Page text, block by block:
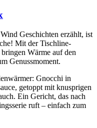
Geschichten erzählt, ist
Mit der Tischline-
Wärme auf den
Genussmoment.
Gnocchi in
getoppt mit knusprigen
Ein Gericht, das nach
ruft – einfach zum